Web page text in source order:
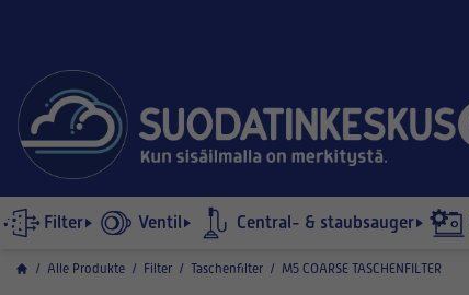
Filter Ventil Central- & staubsauger
/ Alle Produkte / Filter / Taschenfilter / M5 COARSE TASCHENFILTER